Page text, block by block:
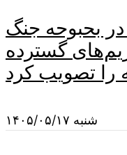
بحبوحه جنگ
گسترده
شنبه ۱۴۰۵/۰۵/۱۷